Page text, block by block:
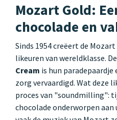
Mozart Gold:
chocolade en
Sinds 1954 creëert de
likeuren van wereldklasse. De
Cream is hun
zorg vervaardigd. Wat deze
proces van "soundmilling":
chocolade onderworpen